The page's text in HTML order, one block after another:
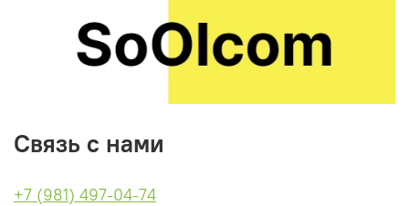
Связь с нами
+7 (981) 497-04-74